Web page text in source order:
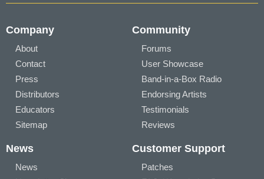
Company
About
Contact
Press
Distributors
Educators
Sitemap
Community
Forums
User Showcase
Band-in-a-Box Radio
Endorsing Artists
Testimonials
Reviews
News
News
Customer Support
Patches